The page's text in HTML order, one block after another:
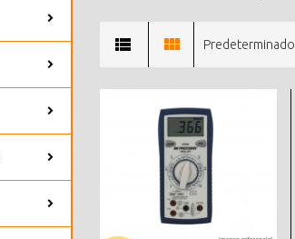
Predeterminado